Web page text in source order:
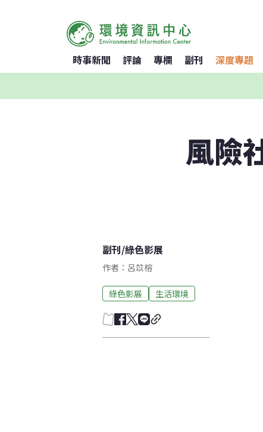
時事新聞 評論 專欄 副刊 深度專題
風險
副刊/綠色影展
作者：呂苡榕
綠色影展 生活環境